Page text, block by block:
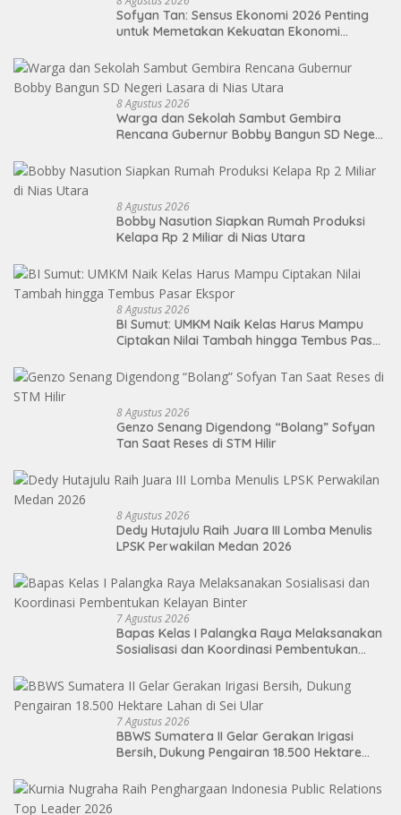
Sofyan Tan: Sensus Ekonomi 2026 Penting
untuk Memetakan Kekuatan Ekonomi
8 Agustus 2026
Warga dan Sekolah Sambut Gembira
Rencana Gubernur Bobby Bangun SD Negeri
8 Agustus 2026
Bobby Nasution Siapkan Rumah Produksi
Kelapa Rp 2 Miliar di Nias Utara
8 Agustus 2026
BI Sumut: UMKM Naik Kelas Harus Mampu
Ciptakan Nilai Tambah hingga Tembus Pasar
8 Agustus 2026
Genzo Senang Digendong “Bolang” Sofyan
Tan Saat Reses di STM Hilir
8 Agustus 2026
Dedy Hutajulu Raih Juara III Lomba Menulis
LPSK Perwakilan Medan 2026
7 Agustus 2026
Bapas Kelas I Palangka Raya Melaksanakan
Sosialisasi dan Koordinasi Pembentukan
7 Agustus 2026
BBWS Sumatera II Gelar Gerakan Irigasi
Bersih, Dukung Pengairan 18.500 Hektare